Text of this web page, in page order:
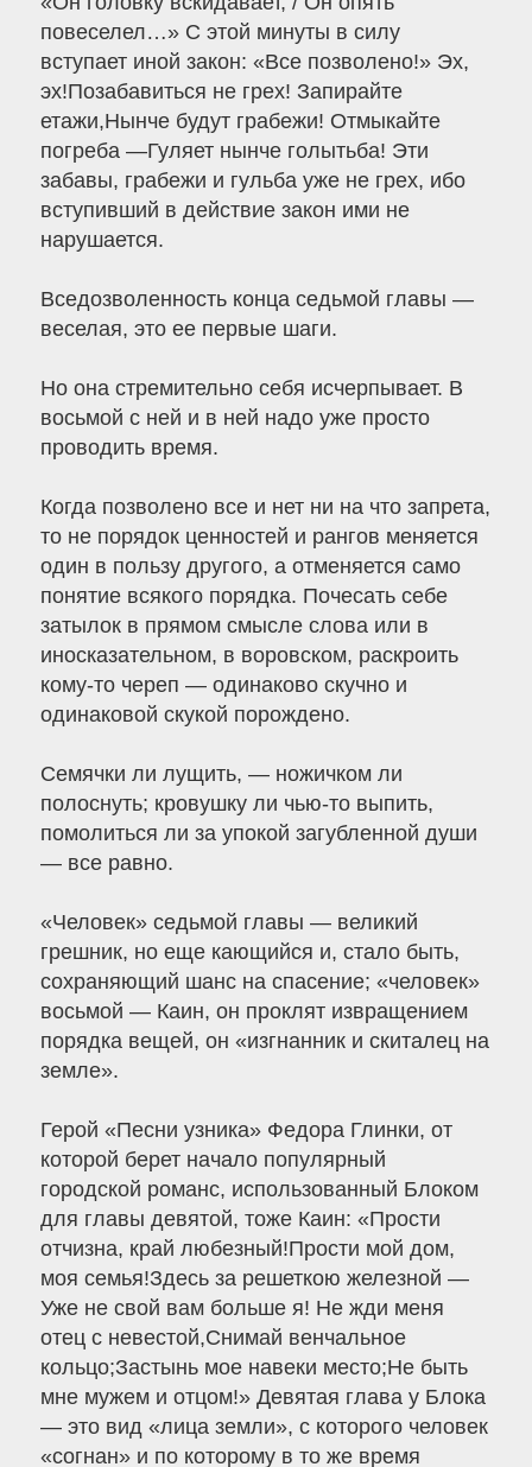
повеселел…» С этой минуты в силу
вступает иной закон: «Все позволено!» Эх,
эх!Позабавиться не грех! Запирайте
етажи,Нынче будут грабежи! Отмыкайте
погреба —Гуляет нынче голытьба! Эти
забавы, грабежи и гульба уже не грех, ибо
вступивший в действие закон ими не
нарушается.
Вседозволенность конца седьмой главы —
веселая, это ее первые шаги.
Но она стремительно себя исчерпывает. В
восьмой с ней и в ней надо уже просто
проводить время.
Когда позволено все и нет ни на что запрета,
то не порядок ценностей и рангов меняется
один в пользу другого, а отменяется само
понятие всякого порядка. Почесать себе
затылок в прямом смысле слова или в
иносказательном, в воровском, раскроить
кому-то череп — одинаково скучно и
одинаковой скукой порождено.
Семячки ли лущить, — ножичком ли
полоснуть; кровушку ли чью-то выпить,
помолиться ли за упокой загубленной души
— все равно.
«Человек» седьмой главы — великий
грешник, но еще кающийся и, стало быть,
сохраняющий шанс на спасение; «человек»
восьмой — Каин, он проклят извращением
порядка вещей, он «изгнанник и скиталец на
земле».
Герой «Песни узника» Федора Глинки, от
которой берет начало популярный
городской романс, использованный Блоком
для главы девятой, тоже Каин: «Прости
отчизна, край любезный!Прости мой дом,
моя семья!Здесь за решеткою железной —
Уже не свой вам больше я! Не жди меня
отец с невестой,Снимай венчальное
кольцо;Застынь мое навеки место;Не быть
мне мужем и отцом!» Девятая глава у Блока
— это вид «лица земли», с которого человек
«согнан» и по которому в то же время